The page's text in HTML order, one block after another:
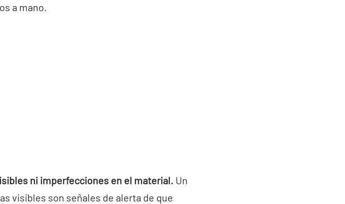
a mano.
ni imperfecciones en el material. Un
visibles son señales de alerta de que